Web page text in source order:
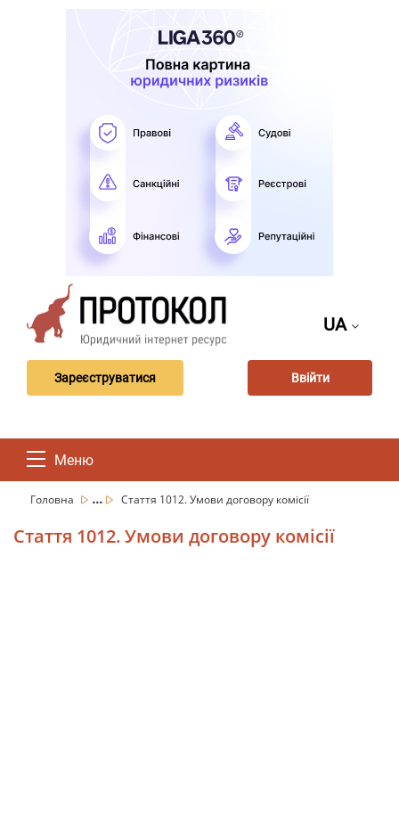
UA
Зареєструватися Ввійти
Меню
Головна ... Стаття 1012. Умови договору комісії
Стаття 1012. Умови договору комісії